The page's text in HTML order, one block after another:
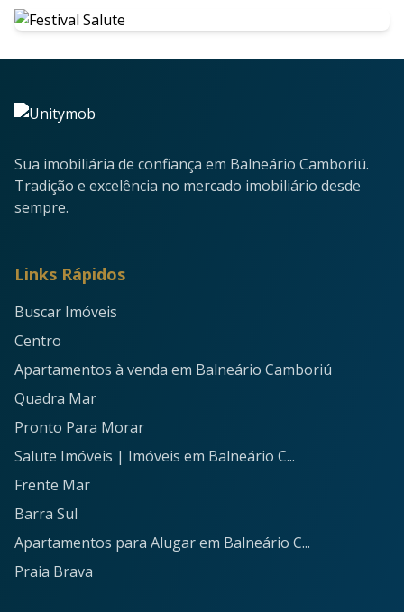
Sua imobiliária de confiança em Balneário Camboriú.
Tradição e excelência no mercado imobiliário desde
sempre.
Links Rápidos
Buscar Imóveis
Centro
Apartamentos à venda em Balneário Camboriú
Quadra Mar
Pronto Para Morar
Salute Imóveis | Imóveis em Balneário C...
Frente Mar
Barra Sul
Apartamentos para Alugar em Balneário C...
Praia Brava